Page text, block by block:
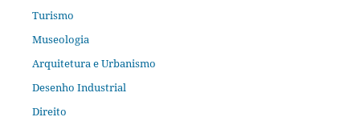
Turismo
Museologia
Arquitetura e Urbanismo
Desenho Industrial
Direito